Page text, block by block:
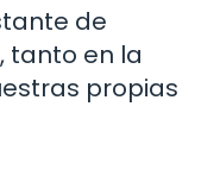
de
tanto en la
propias